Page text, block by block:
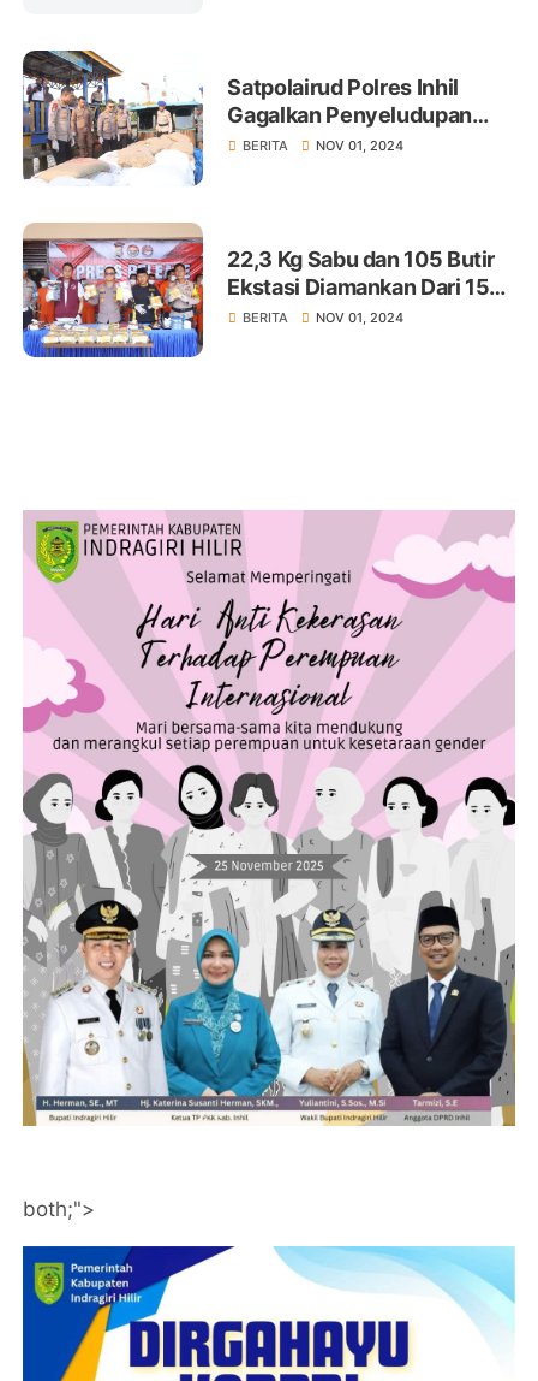
Satpolairud Polres Inhil
Gagalkan Penyeludupan
Kapal Pembawa Sembako
BERITA NOV 01, 2024
22,3 Kg Sabu dan 105 Butir
Ekstasi Diamankan Dari 15
Tersangka Selama 1 Bulan
BERITA NOV 01, 2024
both;">